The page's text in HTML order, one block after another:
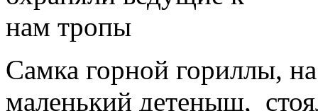
Самка горной гориллы,
маленький детеныш,